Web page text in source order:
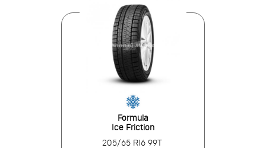
Formula
Ice Friction
205/65 R16 99T